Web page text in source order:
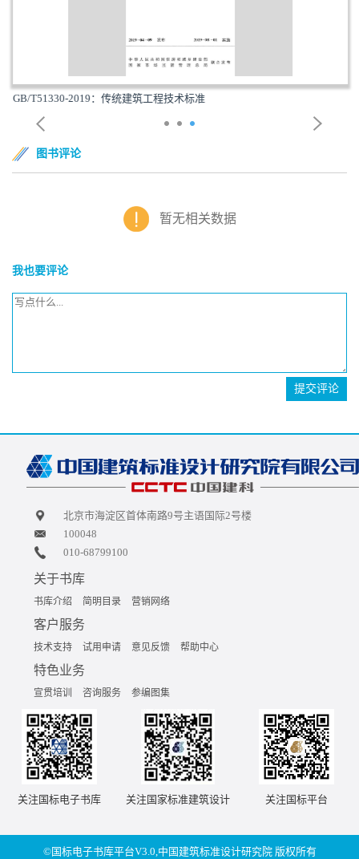
GB/T51330-2019：传统建筑工程技术标准
图书评论
暂无相关数据
我也要评论
提交评论
北京市海淀区首体南路9号主语国际2号楼
100048
010-68799100
关于书库
书库介绍 简明目录 营销网络
客户服务
技术支持 试用申请 意见反馈 帮助中心
特色业务
宣贯培训 咨询服务 参编图集
关注国标电子书库 关注国家标准建筑设计 关注国标平台
©国标电子书库平台V3.0,中国建筑标准设计研究院 版权所有